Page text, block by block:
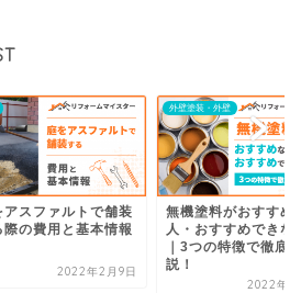
アスファルトで舗装
際の費用と基本情報
2022年2月9日
外壁塗装・外壁
無機塗料がおすすめ
人・おすすめできな
｜3つの特徴で徹底
説！
2022年2